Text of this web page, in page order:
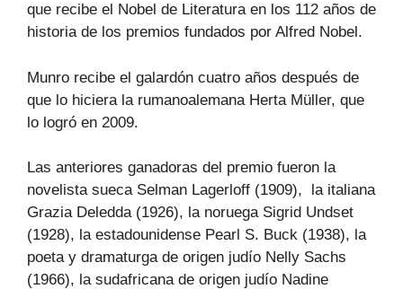
que recibe el Nobel de Literatura en los 112 años de
historia de los premios fundados por Alfred Nobel.
Munro recibe el galardón cuatro años después de
que lo hiciera la rumanoalemana Herta Müller, que
lo logró en 2009.
Las anteriores ganadoras del premio fueron la
novelista sueca Selman Lagerloff (1909), la italiana
Grazia Deledda (1926), la noruega Sigrid Undset
(1928), la estadounidense Pearl S. Buck (1938), la
poeta y dramaturga de origen judío Nelly Sachs
(1966), la sudafricana de origen judío Nadine